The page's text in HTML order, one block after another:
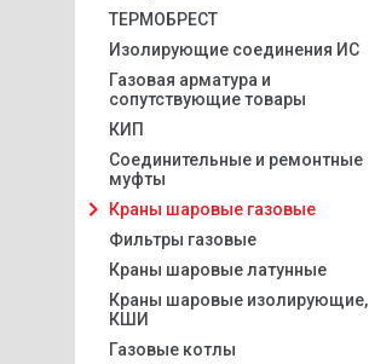
ТЕРМОБРЕСТ
Изолирующие соединения ИС
Газовая арматура и
сопутствующие товары
КИП
Соединительные и ремонтные
муфты
Краны шаровые газовые
Фильтры газовые
Краны шаровые латунные
Краны шаровые изолирующие,
КШИ
Газовые котлы